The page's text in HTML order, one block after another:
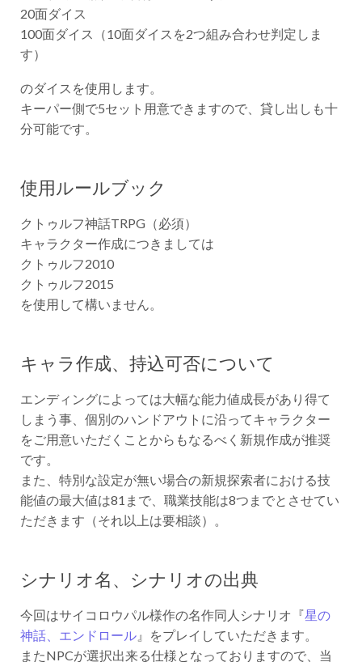
20面ダイス
100面ダイス（10面ダイスを2つ組み合わせ判定しま
す）
のダイスを使用します。
キーパー側で5セット用意できますので、貸し出しも十
分可能です。
使用ルールブック
クトゥルフ神話TRPG（必須）
キャラクター作成につきましては
クトゥルフ2010
クトゥルフ2015
を使用して構いません。
キャラ作成、持込可否について
エンディングによっては大幅な能力値成長があり得て
しまう事、個別のハンドアウトに沿ってキャラクター
をご用意いただくことからもなるべく新規作成が推奨
です。
また、特別な設定が無い場合の新規探索者における技
能値の最大値は81まで、職業技能は8つまでとさせてい
ただきます（それ以上は要相談）。
シナリオ名、シナリオの出典
今回はサイコロウパル様作の名作同人シナリオ『星の
神話、エンドロール』をプレイしていただきます。
またNPCが選択出来る仕様となっておりますので、当